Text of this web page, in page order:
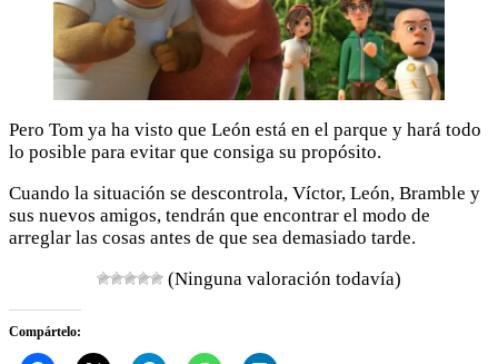
Pero Tom ya ha visto que León está en el parque y hará todo
lo posible para evitar que consiga su propósito.
Cuando la situación se descontrola, Víctor, León, Bramble y
sus nuevos amigos, tendrán que encontrar el modo de
arreglar las cosas antes de que sea demasiado tarde.
(Ninguna valoración todavía)
Compártelo: